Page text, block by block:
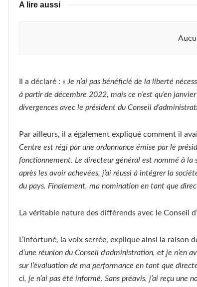
A lire aussi
Il a déclaré : « Je n’ai pas bénéficié de la liberté
à partir de décembre 2022, mais ce n’est qu’en
divergences avec le président du Conseil
Par ailleurs, il a également expliqué comment il
Centre est régi par une ordonnance émise par le
fonctionnement. Le directeur général est nommé à la
après les avoir achevées, j’ai réussi à intégrer la
du pays. Finalement, ma nomination en tant que
La véritable nature des différends avec le Conseil
L’infortuné, la voix serrée, explique ainsi la raison
d’une réunion du Conseil d’administration, et je n’en
sur l’évaluation de ma performance en tant que
ci, je n’ai pas été informé. Sans préavis, j’ai reçu